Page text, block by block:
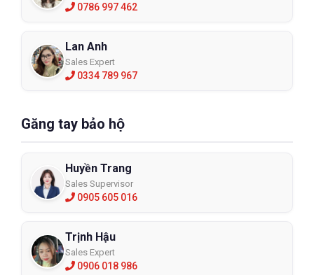
0786 997 462
Lan Anh
Sales Expert
0334 789 967
Găng tay bảo hộ
Huyền Trang
Sales Supervisor
0905 605 016
Trịnh Hậu
Sales Expert
0906 018 986